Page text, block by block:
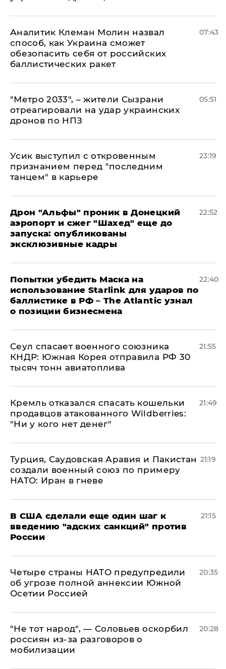
Аналитик Клеман Молин назвал
способ, как Украина сможет
обезопасить себя от российских
баллистических ракет
07:43
"Метро 2033", – жители Сызрани
отреагировали на удар украинских
дронов по НПЗ
05:51
Усик выступил с откровенным
признанием перед "последним
танцем" в карьере
23:19
Дрон "Альфы" проник в Донецкий
аэропорт и сжег "Шахед" еще до
запуска: опубликованы
эксклюзивные кадры
22:52
Попытки убедить Маска на
использование Starlink для ударов по
баллистике в РФ – The Atlantic узнал
о позиции бизнесмена
22:40
​Сеул спасает военного союзника
КНДР: Южная Корея отправила РФ 30
тысяч тонн авиатоплива
21:55
Кремль отказался спасать кошельки
продавцов атакованного Wildberries:
"Ни у кого нет денег"
21:49
Турция, Саудовская Аравия и Пакистан
создали военный союз по примеру
НАТО: Иран в гневе
21:19
В США сделали еще один шаг к
введению "адских санкций" против
России
21:15
Четыре страны НАТО предупредили
об угрозе полной аннексии Южной
Осетии Россией
20:35
​"Не тот народ", — Соловьев оскорбил
россиян из-за разговоров о
мобилизации
20:28